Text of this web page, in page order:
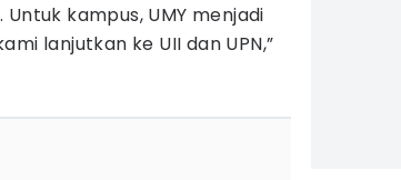
Untuk kampus, UMY menjadi
lanjutkan ke UII dan UPN,”